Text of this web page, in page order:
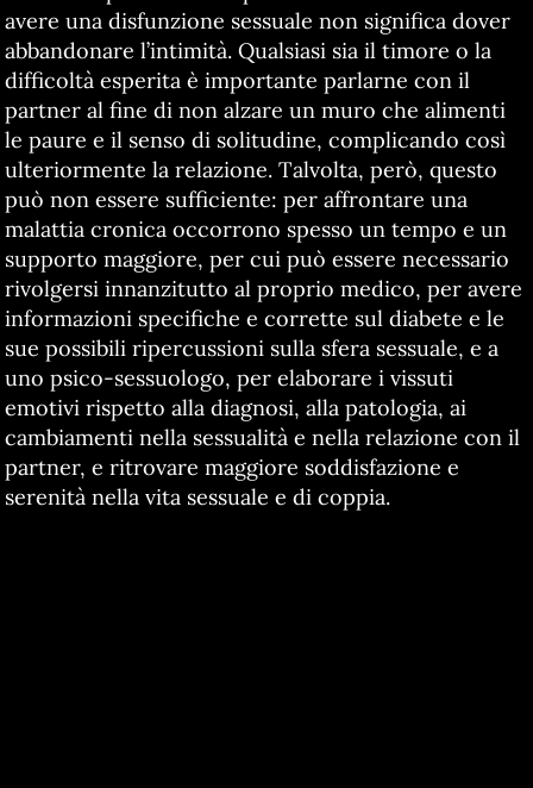
avere una disfunzione sessuale non significa dover
abbandonare l’intimità. Qualsiasi sia il timore o la
difficoltà esperita è importante parlarne con il
partner al fine di non alzare un muro che alimenti
le paure e il senso di solitudine, complicando così
ulteriormente la relazione. Talvolta, però, questo
può non essere sufficiente: per affrontare una
malattia cronica occorrono spesso un tempo e un
supporto maggiore, per cui può essere necessario
rivolgersi innanzitutto al proprio medico, per avere
informazioni specifiche e corrette sul diabete e le
sue possibili ripercussioni sulla sfera sessuale, e a
uno psico-sessuologo, per elaborare i vissuti
emotivi rispetto alla diagnosi, alla patologia, ai
cambiamenti nella sessualità e nella relazione con il
partner, e ritrovare maggiore soddisfazione e
serenità nella vita sessuale e di coppia.